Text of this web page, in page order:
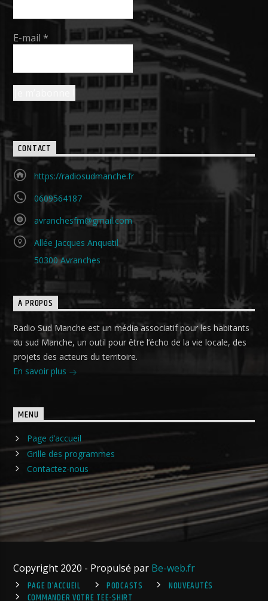
E-mail*
CONTACT
https://radiosudmanche.fr
0609564187
avranchesfm@gmail.com
Allée Jacques Anquetil
50300 Avranches
À PROPOS
Radio Sud Manche est un média associatif pour les habitants
du sud Manche, un outil pour être l’écho de la vie locale, des
projets des acteurs du territoire.
En savoir plus
MENU
Page d’accueil
Grille des programmes
Contactez-nous
Copyright 2020 - Propulsé par Be-web.fr
PAGE D’ACCUEIL
PODCASTS
NOUVEAUTÉS
COMMANDER VOTRE TEE-SHIRT